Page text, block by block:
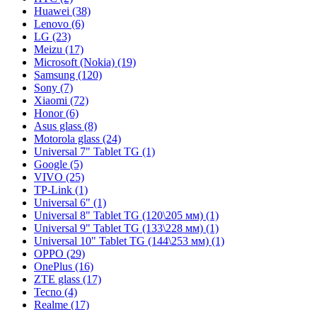
Huawei (38)
Lenovo (6)
LG (23)
Meizu (17)
Microsoft (Nokia) (19)
Samsung (120)
Sony (7)
Xiaomi (72)
Honor (6)
Asus glass (8)
Motorola glass (24)
Universal 7" Tablet TG (1)
Google (5)
VIVO (25)
TP-Link (1)
Universal 6" (1)
Universal 8" Tablet TG (120\205 мм) (1)
Universal 9" Tablet TG (133\228 мм) (1)
Universal 10" Tablet TG (144\253 мм) (1)
OPPO (29)
OnePlus (16)
ZTE glass (17)
Tecno (4)
Realme (17)